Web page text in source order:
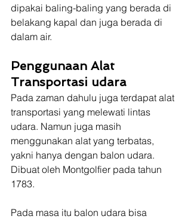
dipakai baling-baling yang berada di
belakang kapal dan juga berada di
dalam air.
Penggunaan Alat
Transportasi udara
Pada zaman dahulu juga terdapat alat
transportasi yang melewati lintas
udara. Namun juga masih
menggunakan alat yang terbatas,
yakni hanya dengan balon udara.
Dibuat oleh Montgolfier pada tahun
1783.
Pada masa itu balon udara bisa